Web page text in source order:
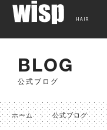
BLOG
公式ブログ
ホーム 公式ブログ
HAIR